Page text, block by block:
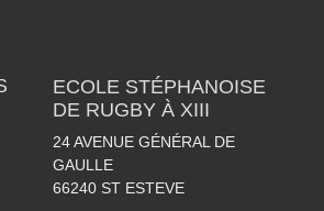
ECOLE STÉPHANOISE
DE RUGBY À XIII
24 AVENUE GÉNÉRAL DE
GAULLE
66240 ST ESTEVE